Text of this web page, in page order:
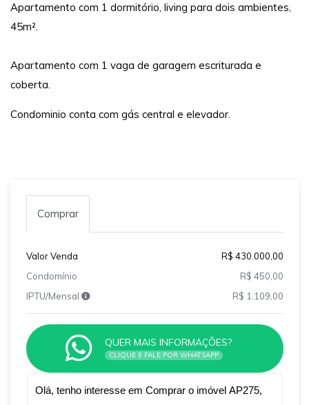
Apartamento com 1 dormitório, living para dois ambientes,
45m².
Apartamento com 1 vaga de garagem escriturada e
coberta.
Condominio conta com gás central e elevador.
Comprar
Valor Venda
R$ 430.000,00
Condomínio
R$ 450,00
IPTU/Mensal
R$ 1.109,00
QUER MAIS INFORMAÇÕES?
CLIQUE E FALE POR WHATSAPP